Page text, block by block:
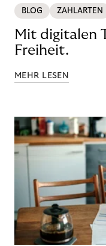
BLOG ZAHLARTEN
Mit digitalen
Freiheit.
MEHR LESEN